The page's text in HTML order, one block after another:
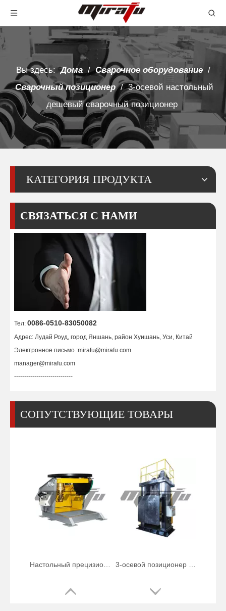
Вы здесь: Дома / Сварочное оборудование /
Сварочный позиционер / 3-осевой настольный
дешевый сварочный позиционер
КАТЕГОРИЯ ПРОДУКТА
СВЯЗАТЬСЯ С НАМИ
Тел: 0086-0510-83050082
Адрес: Лудай Роуд, город Яншань, район Хуишань, Уси, Китай
Электронное письмо :mirafu@mirafu.com
manager@mirafu.com
-----------------------------
СОПУТСТВУЮЩИЕ ТОВАРЫ
Настольный позиционер для сварки труб под углом 90 градусов